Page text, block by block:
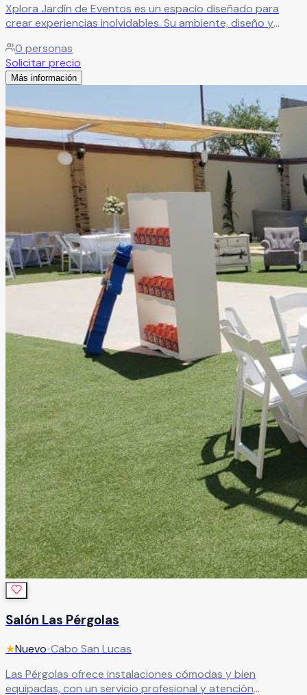
Xplora Jardín de Eventos es un espacio diseñado para
crear experiencias inolvidables. Su ambiente, diseño y
memoria de todos tus invitados. Ideal para bodas al aire
libre, ofrece también la seguridad de contar con carpa en
caso de requerirse, brindando comodidad sin perder el
encanto de la naturaleza. Disfruta de sus espacios y vive
un evento único.
0 personas
Solicitar precio
Más información
Salón Las Pérgolas
★Nuevo•Cabo San Lucas
Las Pérgolas ofrece instalaciones cómodas y bien
equipadas, con un servicio profesional y atención